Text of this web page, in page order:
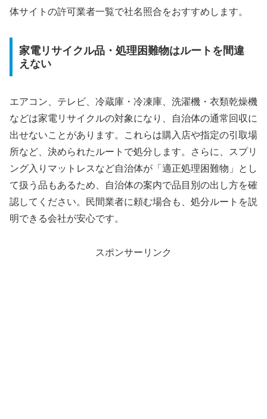
体サイトの許可業者一覧で社名照合をおすすめします。
家電リサイクル品・処理困難物はルートを間違
えない
エアコン、テレビ、冷蔵庫・冷凍庫、洗濯機・衣類乾燥機
などは家電リサイクルの対象になり、自治体の通常回収に
出せないことがあります。これらは購入店や指定の引取場
所など、決められたルートで処分します。さらに、スプリ
ング入りマットレスなど自治体が「適正処理困難物」とし
て扱う品もあるため、自治体の案内で品目別の出し方を確
認してください。民間業者に頼む場合も、処分ルートを説
明できる会社が安心です。
スポンサーリンク